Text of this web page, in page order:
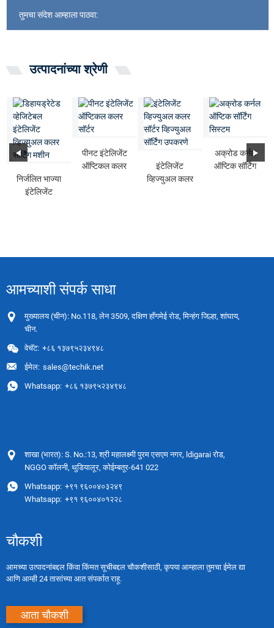
तुमचा संदेश आम्हाला पाठवा:
उत्पादनांच्या श्रेणी
निर्जलित भाज्या
इंटेलिजेंट
पीनट इंटेलिजेंट
ऑप्टिकल कलर
इंटेलिजेंट
व्हिज्युअल कलर
अक्रोड कर्नल
ऑप्टिक सॉर्टिंग
आमच्याशी संपर्क साधा
मुख्यालय (चीन): No.118, लेन 3509, दक्षिण हाँगमेई रोड, मिन्हंग जिल्हा, शांघाय,
चीन.
वेचॅट: +८६ १३७९५२३४९४८
ईमेल: sales@techik.net
Whatsapp: +८६ १३७९५२३४९४८
शाखा (भारत): S. No.:13, श्री महालक्ष्मी पुरम एसएम नगर, ldigarai रोड,
NGGO कॉलनी, थुडियालूर, कोईम्बतूर-641 022
Whatsapp: +९१ ९६००४०३२४९
Whatsapp: +९१ ९६००४०१२२८
चौकशी
आमच्या उत्पादनांबद्दल किंवा किंमत सूचीबद्दल चौकशीसाठी, कृपया आम्हाला तुमचा ईमेल द्या
आणि आम्ही 24 तासांच्या आत संपर्कात राहू.
आता चौकशी